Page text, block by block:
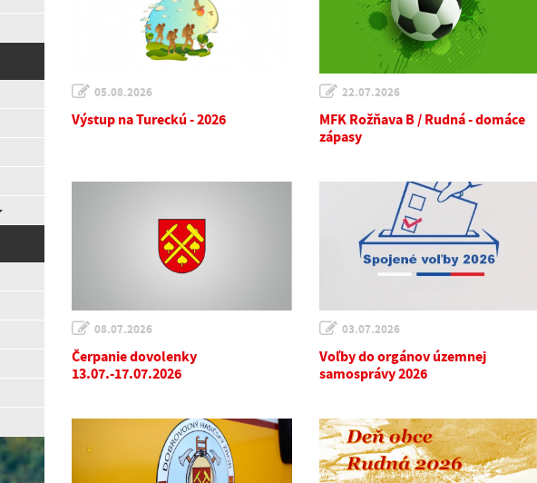
05.08.2026
Výstup na Tureckú - 2026
22.07.2026
MFK Rožňava B / Rudná - domáce
zápasy
08.07.2026
Čerpanie dovolenky
13.07.-17.07.2026
03.07.2026
Voľby do orgánov územnej
samosprávy 2026